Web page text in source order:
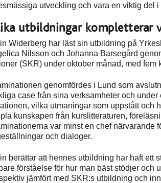
utveckling och vara en viktig del
utbildningar kompletterar
Widerberg har läst sin utbildning på
Nilsson och Johanna Barsegård
(SKR) under oktober månad, med fem
genomfördes i Lund som
case från sina verksamheter och
vilka utmaningar som uppstått och
kunskapen från kurslitteraturen,
var minst en chef närvarande
och dialoger.
berättar att hennes utbildning har haft ett
förståelse för hur man bäst stödjer och
jämfört med SKR:s utbildning och